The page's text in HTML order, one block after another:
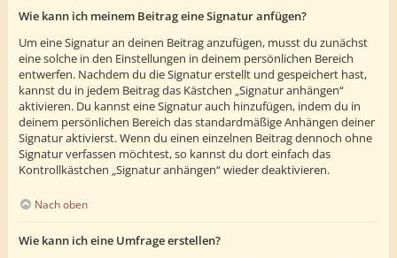
Wie kann ich meinem Beitrag eine Signatur anfügen?
Um eine Signatur an deinen Beitrag anzufügen, musst du zunächst
eine solche in den Einstellungen in deinem persönlichen Bereich
entwerfen. Nachdem du die Signatur erstellt und gespeichert hast,
kannst du in jedem Beitrag das Kästchen „Signatur anhängen“
aktivieren. Du kannst eine Signatur auch hinzufügen, indem du in
deinem persönlichen Bereich das standardmäßige Anhängen deiner
Signatur aktivierst. Wenn du einen einzelnen Beitrag dennoch ohne
Signatur verfassen möchtest, so kannst du dort einfach das
Kontrollkästchen „Signatur anhängen“ wieder deaktivieren.
Nach oben
Wie kann ich eine Umfrage erstellen?